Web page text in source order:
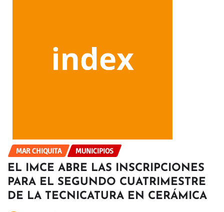
MAR CHIQUITA MUNICIPIOS
EL IMCE ABRE LAS INSCRIPCIONES
PARA EL SEGUNDO CUATRIMESTRE
DE LA TECNICATURA EN CERÁMICA